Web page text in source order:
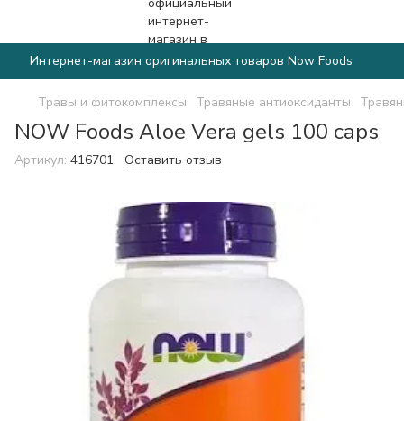
Интернет-магазин оригинальных товаров Now Foods
Травы и фитокомплексы Травяные антиоксиданты
NOW Foods Aloe Vera gels 100 caps
Артикул: 416701 Оставить отзыв